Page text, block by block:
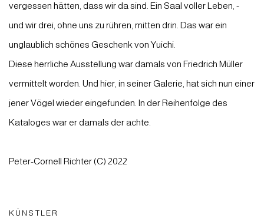
vergessen hätten, dass wir da sind. Ein Saal voller Leben, -
und wir drei, ohne uns zu rühren, mitten drin. Das war ein
unglaublich schönes Geschenk von Yuichi.
Diese herrliche Ausstellung war damals von Friedrich Müller
vermittelt worden. Und hier, in seiner Galerie, hat sich nun einer
jener Vögel wieder eingefunden. In der Reihenfolge des
Kataloges war er damals der achte.
Peter-Cornell Richter (C) 2022
KÜNSTLER